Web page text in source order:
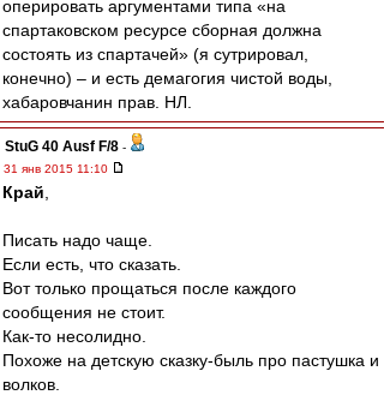
оперировать аргументами типа «на
спартаковском ресурсе сборная должна
состоять из спартачей» (я сутрировал,
конечно) – и есть демагогия чистой воды,
хабаровчанин прав. НЛ.
StuG 40 Ausf F/8 -
31 янв 2015 11:10
Край
Писать надо чаще.
Если есть, что сказать.
Вот только прощаться после каждого
сообщения не стоит.
Как-то несолидно.
Похоже на детскую сказку-быль про пастушка и
волков.